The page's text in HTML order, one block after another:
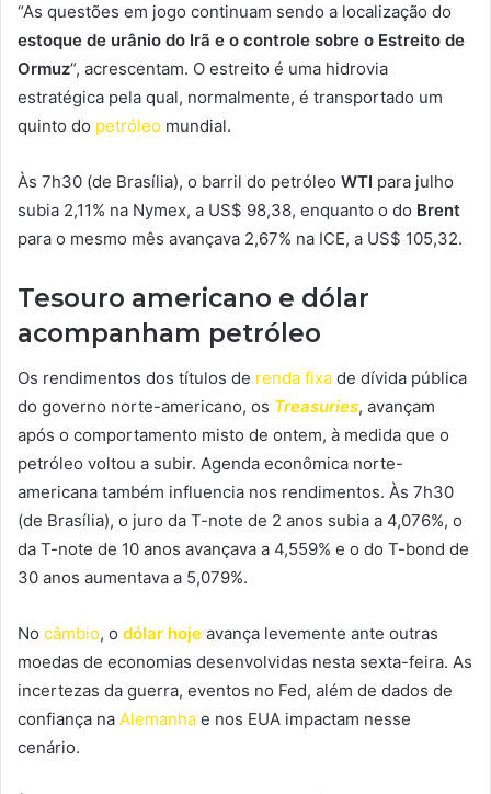
“As questões em jogo continuam sendo a localização do
estoque de urânio do Irã e o controle sobre o Estreito de
Ormuz“, acrescentam. O estreito é uma hidrovia
estratégica pela qual, normalmente, é transportado um
quinto do petróleo mundial.
Às 7h30 (de Brasília), o barril do petróleo WTI para julho
subia 2,11% na Nymex, a US$ 98,38, enquanto o do Brent
para o mesmo mês avançava 2,67% na ICE, a US$ 105,32.
Tesouro americano e dólar
acompanham petróleo
Os rendimentos dos títulos de renda fixa de dívida pública
do governo norte-americano, os Treasuries, avançam
após o comportamento misto de ontem, à medida que o
petróleo voltou a subir. Agenda econômica norte-
americana também influencia nos rendimentos. Às 7h30
(de Brasília), o juro da T-note de 2 anos subia a 4,076%, o
da T-note de 10 anos avançava a 4,559% e o do T-bond de
30 anos aumentava a 5,079%.
No câmbio, o dólar hoje avança levemente ante outras
moedas de economias desenvolvidas nesta sexta-feira. As
incertezas da guerra, eventos no Fed, além de dados de
confiança na Alemanha e nos EUA impactam nesse
cenário.